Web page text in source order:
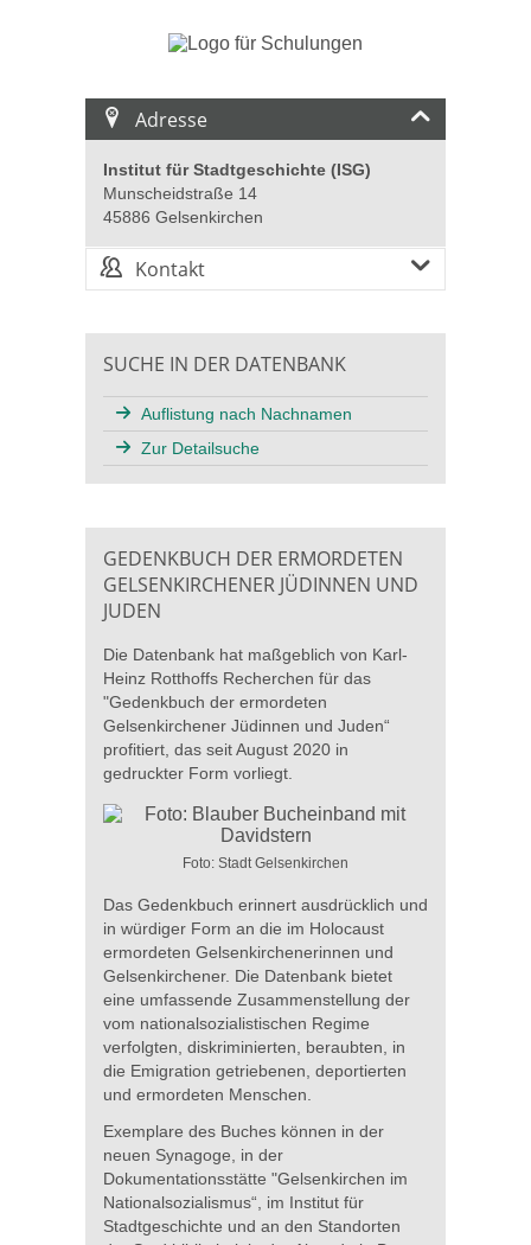
Adresse
Institut für Stadtgeschichte (ISG)
Munscheidstraße 14
45886 Gelsenkirchen
Kontakt
SUCHE IN DER DATENBANK
Auflistung nach Nachnamen
Zur Detailsuche
GEDENKBUCH DER ERMORDETEN
GELSENKIRCHENER JÜDINNEN UND
JUDEN
Die Datenbank hat maßgeblich von Karl-
Heinz Rotthoffs Recherchen für das
"Gedenkbuch der ermordeten
Gelsenkirchener Jüdinnen und Juden“
profitiert, das seit August 2020 in
gedruckter Form vorliegt.
Foto: Stadt Gelsenkirchen
Das Gedenkbuch erinnert ausdrücklich und
in würdiger Form an die im Holocaust
ermordeten Gelsenkirchenerinnen und
Gelsenkirchener. Die Datenbank bietet
eine umfassende Zusammenstellung der
vom nationalsozialistischen Regime
verfolgten, diskriminierten, beraubten, in
die Emigration getriebenen, deportierten
und ermordeten Menschen.
Exemplare des Buches können in der
neuen Synagoge, in der
Dokumentationsstätte "Gelsenkirchen im
Nationalsozialismus“, im Institut für
Stadtgeschichte und an den Standorten